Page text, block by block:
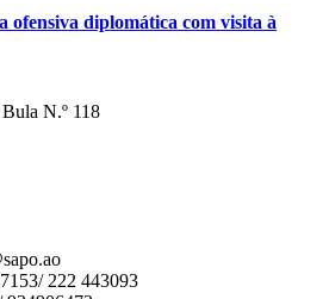
diplomática com visita à
N.º 118
222 443093